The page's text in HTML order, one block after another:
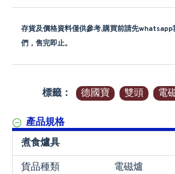
存貨及價格資料僅供參考,購買前請先whatsapp
們，售完即止。
標籤： 德國寶 雙頭 電
產品規格
煮食爐具
貨品種類
電磁爐